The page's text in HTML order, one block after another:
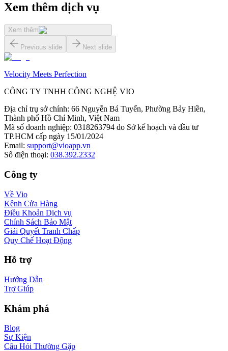
Xem thêm dịch vụ
Xem thêm
Previous slide Next slide
Velocity Meets Perfection
CÔNG TY TNHH CÔNG NGHỆ VIO
Địa chỉ trụ sở chính: 66 Nguyễn Bá Tuyển, Phường Bảy Hiền,
Thành phố Hồ Chí Minh, Việt Nam
Mã số doanh nghiệp: 0318263794 do Sở kế hoạch và đầu tư
TP.HCM cấp ngày 15/01/2024
Email: support@vioapp.vn
Số điện thoại: 038.392.2332
Công ty
Về Vio
Kênh Cửa Hàng
Điều Khoản Dịch vụ
Chính Sách Bảo Mật
Giải Quyết Tranh Chấp
Quy Chế Hoạt Động
Hỗ trợ
Hướng Dẫn
Trợ Giúp
Khám phá
Blog
Sự Kiện
Câu Hỏi Thường Gặp